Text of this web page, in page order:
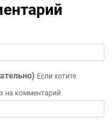
Если хотите
на комментарий